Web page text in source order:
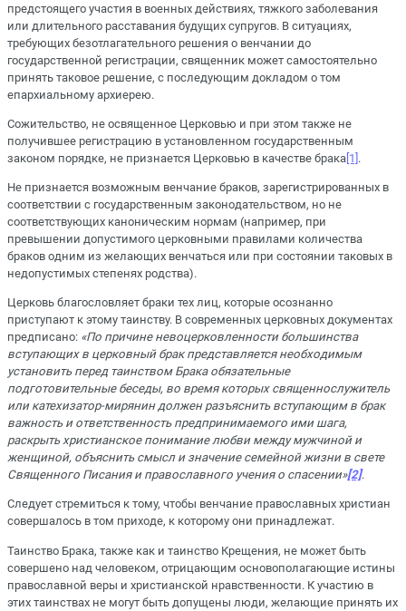
предстоящего участия в военных действиях, тяжкого заболевания
или длительного расставания будущих супругов. В ситуациях,
требующих безотлагательного решения о венчании до
государственной регистрации, священник может самостоятельно
принять таковое решение, с последующим докладом о том
епархиальному архиерею.
Сожительство, не освященное Церковью и при этом также не
получившее регистрацию в установленном государственным
законом порядке, не признается Церковью в качестве брака [1] .
Не признается возможным венчание браков, зарегистрированных в
соответствии с государственным законодательством, но не
соответствующих каноническим нормам (например, при
превышении допустимого церковными правилами количества
браков одним из желающих венчаться или при состоянии таковых в
недопустимых степенях родства).
Церковь благословляет браки тех лиц, которые осознанно
приступают к этому таинству. В современных церковных документах
предписано: «По причине невоцерковленности большинства
вступающих в церковный брак представляется необходимым
установить перед таинством Брака обязательные
подготовительные беседы, во время которых священнослужитель
или катехизатор-мирянин должен разъяснить вступающим в брак
важность и ответственность предпринимаемого ими шага,
раскрыть христианское понимание любви между мужчиной и
женщиной, объяснить смысл и значение семейной жизни в свете
Священного Писания и православного учения о спасении»[2].
Следует стремиться к тому, чтобы венчание православных христиан
совершалось в том приходе, к которому они принадлежат.
Таинство Брака, также как и таинство Крещения, не может быть
совершено над человеком, отрицающим основополагающие истины
православной веры и христианской нравственности. К участию в
этих таинствах не могут быть допущены люди, желающие принять их